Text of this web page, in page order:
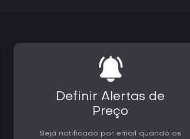
Definir Alertas de
Preço
Seja notificado por email quando os